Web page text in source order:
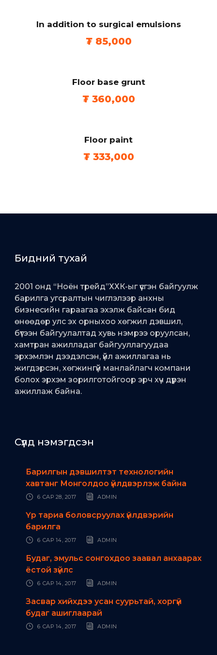
In addition to surgical emulsions
₮85,000
Floor base grunt
₮360,000
Floor paint
₮333,000
Бидний тухай
2001 онд “Ноён трейд”ХХК-ыг үүсгэн байгуулж
барилга угсралтын чиглэлээр анхны
бизнесийн гараагаа эхэлж байсан бид
өнөөдөр улс эх орныхоо хөгжил дэвшил,
бүтээн байгуулалтад хувь нэмрээ оруулсан,
хамтран ажилладаг байгууллагуудаа
эрхэмлэн дээдэлсэн, үйл ажиллагаа нь
жигдэрсэн, хөгжингүй манлайлагч компани
болох эрхэм зорилготойгоор эрч хүч дүүрэн
ажиллаж байна.
Сүүлд нэмэгдсэн
Барилгын дэвшилтэт технологийн
хавтанг Монголдоо үйлдвэрлэж байна
6 САР 28, 2017 ADMIN
Үр тариа боловсруулах үйлдвэрийн
барилга
6 САР 14, 2017 ADMIN
Будаг, эмульс сонгохдоо заавал анхаарах
ёстой зүйлс
6 САР 14, 2017 ADMIN
Засвар хийхдээ усан суурьтай, хоргүй
будаг ашиглаарай
6 САР 14, 2017 ADMIN